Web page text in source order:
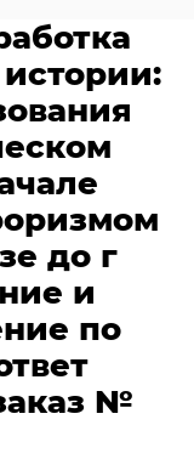
до г
и
по
№